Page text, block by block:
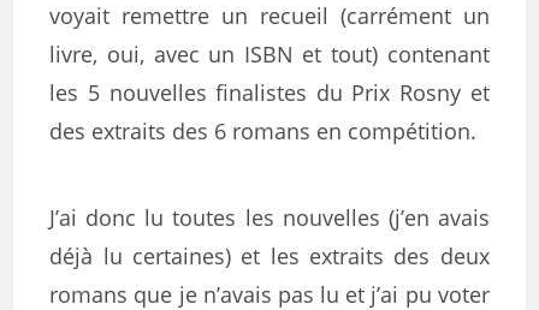
voyait remettre un recueil (carrément un
livre, oui, avec un ISBN et tout) contenant
les 5 nouvelles finalistes du Prix Rosny et
des extraits des 6 romans en compétition.
J’ai donc lu toutes les nouvelles (j’en avais
déjà lu certaines) et les extraits des deux
romans que je n’avais pas lu et j’ai pu voter